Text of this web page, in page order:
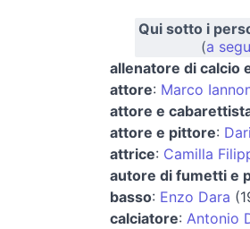
Qui sotto i
(a
allenatore di calcio
attore: Marco
attore e
attore e pittore:
attrice: Camilla
autore di fumetti e
basso: Enzo Dara
calciatore: Antonio